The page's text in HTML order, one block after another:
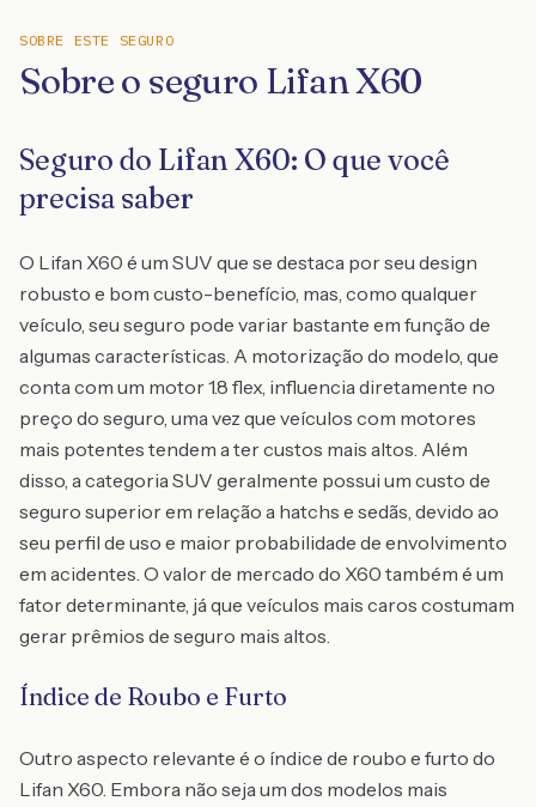
SOBRE ESTE SEGURO
Sobre o seguro Lifan X60
Seguro do Lifan X60: O que você
precisa saber
O Lifan X60 é um SUV que se destaca por seu design
robusto e bom custo-benefício, mas, como qualquer
veículo, seu seguro pode variar bastante em função de
algumas características. A motorização do modelo, que
conta com um motor 1.8 flex, influencia diretamente no
preço do seguro, uma vez que veículos com motores
mais potentes tendem a ter custos mais altos. Além
disso, a categoria SUV geralmente possui um custo de
seguro superior em relação a hatchs e sedãs, devido ao
seu perfil de uso e maior probabilidade de envolvimento
em acidentes. O valor de mercado do X60 também é um
fator determinante, já que veículos mais caros costumam
gerar prêmios de seguro mais altos.
Índice de Roubo e Furto
Outro aspecto relevante é o índice de roubo e furto do
Lifan X60. Embora não seja um dos modelos mais